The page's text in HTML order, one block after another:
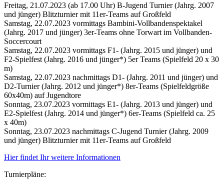
Freitag, 21.07.2023 (ab 17.00 Uhr) B-Jugend Turnier (Jahrg. 2007
und jünger) Blitzturnier mit 11er-Teams auf Großfeld
Samstag, 22.07.2023 vormittags Bambini-Vollbandenspektakel
(Jahrg. 2017 und jünger) 3er-Teams ohne Torwart im Vollbanden-
Soccercourt
Samstag, 22.07.2023 vormittags F1- (Jahrg. 2015 und jünger) und
F2-Spielfest (Jahrg. 2016 und jünger*) 5er Teams (Spielfeld 20 x 30
m)
Samstag, 22.07.2023 nachmittags D1- (Jahrg. 2011 und jünger) und
D2-Turnier (Jahrg. 2012 und jünger*) 8er-Teams (Spielfeldgröße
60x40m) auf Jugendtore
Sonntag, 23.07.2023 vormittags E1- (Jahrg. 2013 und jünger) und
E2-Spielfest (Jahrg. 2014 und jünger*) 6er-Teams (Spielfeld ca. 25
x 40m)
Sonntag, 23.07.2023 nachmittags C-Jugend Turnier (Jahrg. 2009
und jünger) Blitzturnier mit 11er-Teams auf Großfeld
Hier findet Ihr weitere Informationen
Turnierpläne: